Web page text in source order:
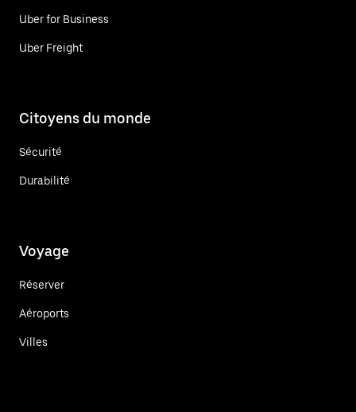
Uber for Business
Uber Freight
Citoyens du monde
Sécurité
Durabilité
Voyage
Réserver
Aéroports
Villes